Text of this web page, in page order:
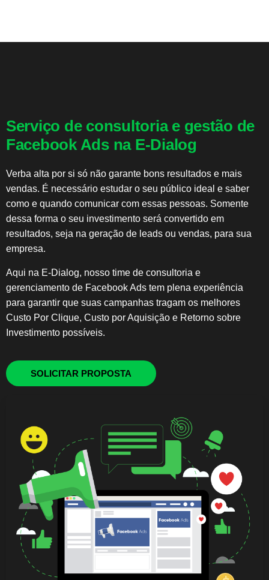
Serviço de consultoria e gestão de
Facebook Ads na E-Dialog
Verba alta por si só não garante bons resultados e mais
vendas. É necessário estudar o seu público ideal e saber
como e quando comunicar com essas pessoas. Somente
dessa forma o seu investimento será convertido em
resultados, seja na geração de leads ou vendas, para sua
empresa.
Aqui na E-Dialog, nosso time de consultoria e
gerenciamento de Facebook Ads tem plena experiência
para garantir que suas campanhas tragam os melhores
Custo Por Clique, Custo por Aquisição e Retorno sobre
Investimento possíveis.
SOLICITAR PROPOSTA